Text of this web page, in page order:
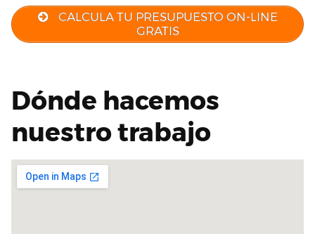
CALCULA TU PRESUPUESTO ON-LINE
GRATIS
Dónde hacemos
nuestro trabajo